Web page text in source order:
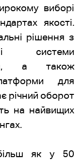
виборі
якості.
рішення з
системи
а також
для
річний оборот
на найвищих
як у 50